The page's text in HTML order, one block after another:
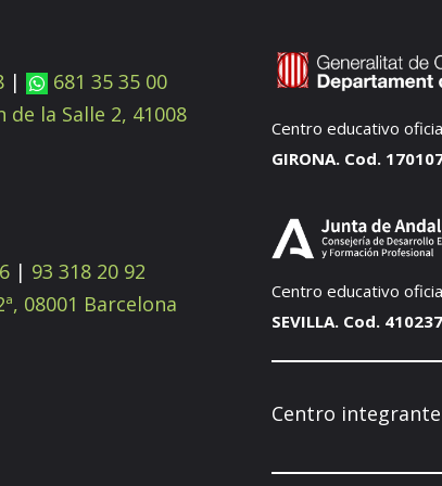
|
681 35 35 00
de la Salle 2, 41008
| 93 318 20 92
08001 Barcelona
Centro educativo
GIRONA. Cod.
Centro educativo
SEVILLA. Cod.
Centro integrante